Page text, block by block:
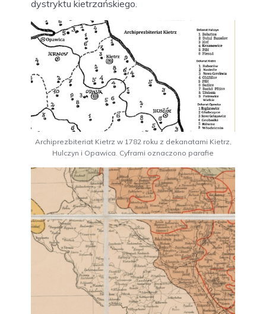
dystryktu kietrzańskiego.
Archiprezbiteriat Kietrz w 1782 roku z dekanatami Kietrz,
Hulczyn i Opawica. Cyframi oznaczono parafie